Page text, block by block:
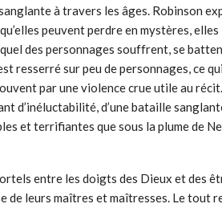
à travers les âges. Robinson
peuvent perdre en mystères, elles
des personnages souffrent, se
resserré sur peu de personnages, ce qui
par une violence crue utile au récit.
d’inéluctabilité, d’une bataille
et terrifiantes que sous la plume de
entre les doigts des Dieux et des
de leurs maîtres et maîtresses. Le tout